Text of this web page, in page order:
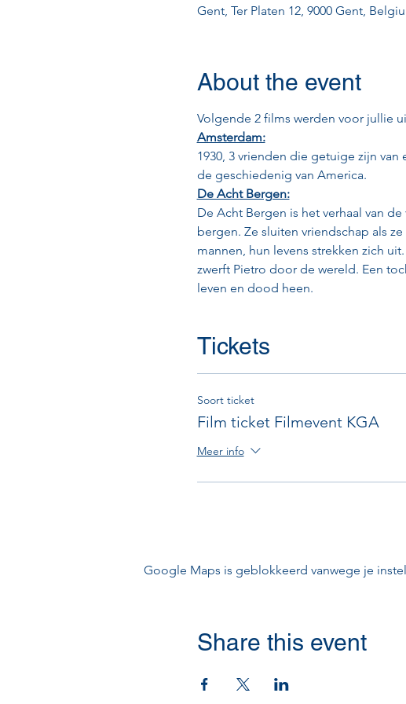
Gent, Ter Platen 12, 9000 Gent,
About the event
Volgende 2 films werden voor jullie
Amsterdam:
1930, 3 vrienden die getuige zijn
de geschiedenig van America.
De Acht Bergen:
De Acht Bergen is het verhaal van
bergen. Ze sluiten vriendschap als
mannen, hun levens strekken zich
zwerft Pietro door de wereld. Een
leven en dood heen.
Tickets
Soort ticket
Film ticket Filmevent KGA
Meer info
Google Maps is geblokkeerd vanwege je
Share this event